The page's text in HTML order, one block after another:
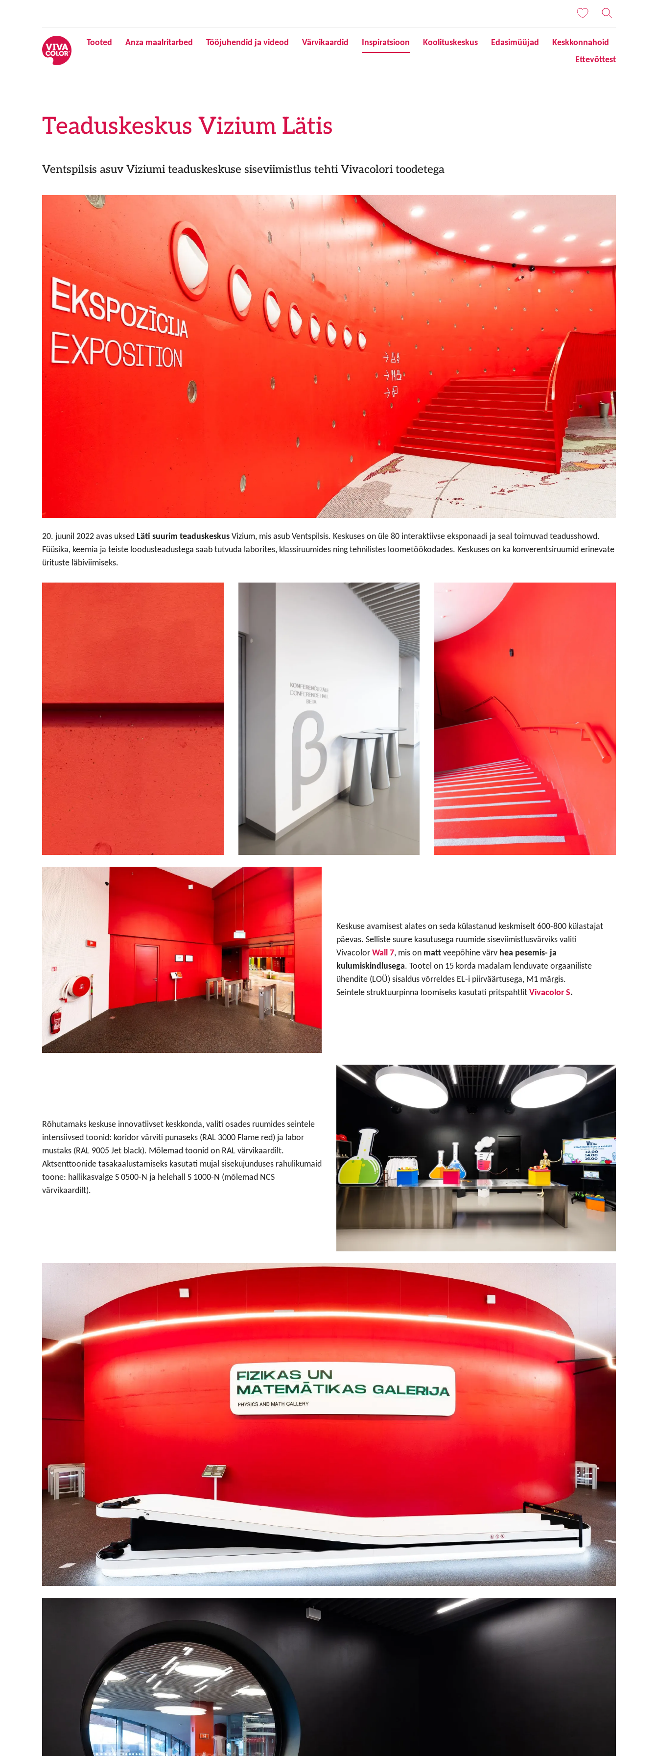
Tooted Anza maalritarbed Tööjuhendid ja videod Värvikaardid Inspiratsioon Koolituskeskus Edasimüüjad
Keskkonnahoid
Ettevõttest
Teaduskeskus Vizium Lätis
Ventspilsis asuv Viziumi teaduskeskuse siseviimistlus tehti Vivacolori toodetega
20. juunil 2022 avas uksed Läti suurim teaduskeskusVizium, mis asub Ventspilsis. Keskuses on üle 80 interaktiivse eksponaadi ja seal toimuvad teadusshowd.
Füüsika, keemia ja teiste loodusteadustega saab tutvuda laborites, klassiruumides ning tehnilistes loometöökodades. Keskuses on ka konverentsiruumid erinevate
ürituste läbiviimiseks.
Keskuse avamisest alates on seda külastanud keskmiselt 600-800 külastajat
päevas. Selliste suure kasutusega ruumide siseviimistlusvärviks valiti
VivacolorWall 7, mis on mattveepõhine värv hea pesemis- ja
kulumiskindlusega. Tootel on 15 korda madalam lenduvate orgaaniliste
ühendite (LOÜ) sisaldus võrreldes EL-i piirväärtusega, M1 märgis.
Seintele struktuurpinna loomiseks kasutati pritspahtlitVivacolor S.
Rõhutamaks keskuse innovatiivset keskkonda, valiti osades ruumides seintele
intensiivsed toonid: koridor värviti punaseks (RAL 3000 Flame red) ja labor
mustaks (RAL 9005 Jet black). Mõlemad toonid on RAL värvikaardilt.
Aktsenttoonide tasakaalustamiseks kasutati mujal sisekujunduses rahulikumaid
toone: hallikasvalge S 0500-N ja helehall S 1000-N (mõlemad NCS
värvikaardilt).